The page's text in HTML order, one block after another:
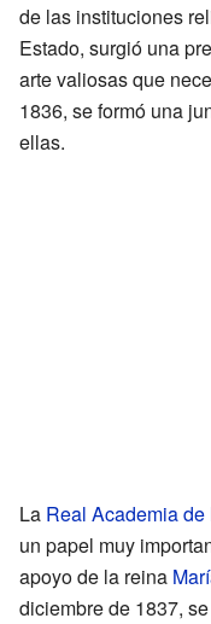
de las instituciones
Estado, surgió una
arte valiosas que
1836, se formó una
ellas.
La Real Academia
un papel muy
apoyo de la reina
diciembre de 1837,